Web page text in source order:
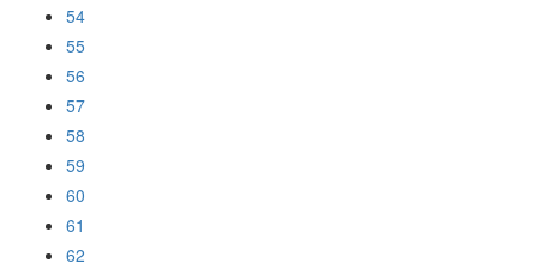
54
55
56
57
58
59
60
61
62